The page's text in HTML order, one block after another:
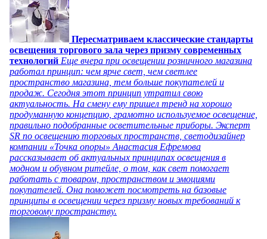
Пересматриваем классические стандарты
освещения торгового зала через призму современных
технологий Еще вчера при освещении розничного магазина
работал принцип: чем ярче свет, чем светлее
пространство магазина, тем больше покупателей и
продаж. Сегодня этот принцип утратил свою
актуальность. На смену ему пришел тренд на хорошо
продуманную концепцию, грамотно используемое освещение,
правильно подобранные осветительные приборы. Эксперт
SR по освещению торговых пространств, светодизайнер
компании «Точка опоры» Анастасия Ефремова
рассказывает об актуальных принципах освещения в
модном и обувном ритейле, о том, как свет помогает
работать с товаром, пространством и эмоциями
покупателей. Она поможет посмотреть на базовые
принципы в освещении через призму новых требований к
торговому пространству.